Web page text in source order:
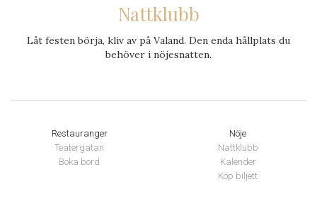
Nattklubb
Låt festen börja, kliv av på Valand. Den enda hållplats du
behöver i nöjesnatten.
Restauranger
Teatergatan
Boka bord
Nöje
Nattklubb
Kalender
Köp biljett